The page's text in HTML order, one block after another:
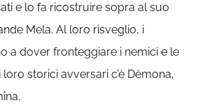
e lo fa ricostruire sopra al suo
Mela. Al loro risveglio, i
a dover fronteggiare i nemici e le
storici avversari c’è Dèmona,